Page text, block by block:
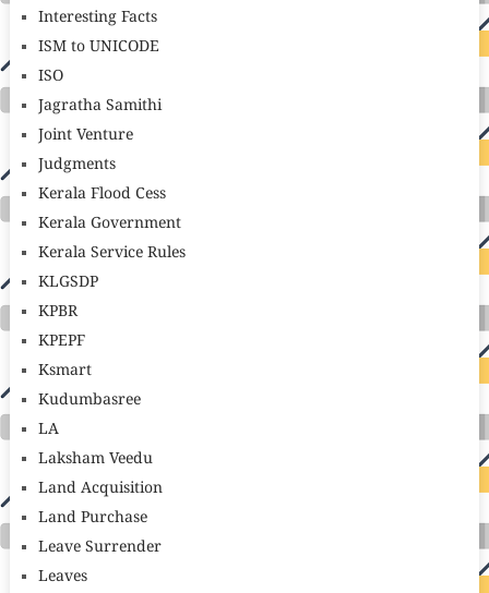
Interesting Facts
ISM to UNICODE
ISO
Jagratha Samithi
Joint Venture
Judgments
Kerala Flood Cess
Kerala Government
Kerala Service Rules
KLGSDP
KPBR
KPEPF
Ksmart
Kudumbasree
LA
Laksham Veedu
Land Acquisition
Land Purchase
Leave Surrender
Leaves